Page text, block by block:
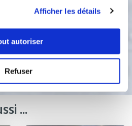
Afficher les détails
autoriser
Refuser
Turbo. Servir à l'assiette et
!
...